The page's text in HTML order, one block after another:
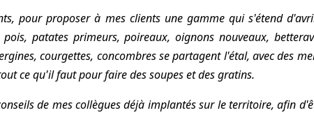
pour proposer à mes clients une gamme qui s'étend
patates primeurs, poireaux, oignons nouveaux,
courgettes, concombres se partagent l'étal, avec des
ce qu'il faut pour faire des soupes et des gratins.
de mes collègues déjà implantés sur le territoire, afin